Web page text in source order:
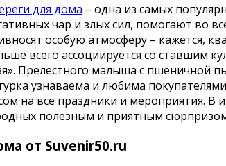
для дома – одна из самых
чар и злых сил, помогают во
особую атмосферу – кажется,
всего ассоциируется со ставшим
Прелестного малыша с пшеничной
узнаваема и любима
на все праздники и мероприятия.
полезным и приятным
от Suvenir50.ru